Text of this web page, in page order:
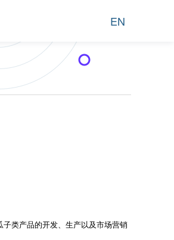
EN
类产品的开发、生产以及市场营销